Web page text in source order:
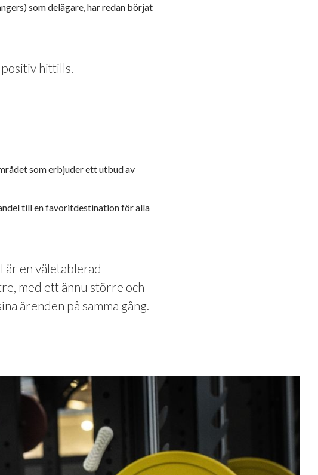
som delägare, har redan börjat
hittills.
som erbjuder ett utbud av
till en favoritdestination för alla
är en väletablerad
med ett ännu större och
ärenden på samma gång.